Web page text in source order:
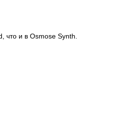
что и в Osmose Synth.